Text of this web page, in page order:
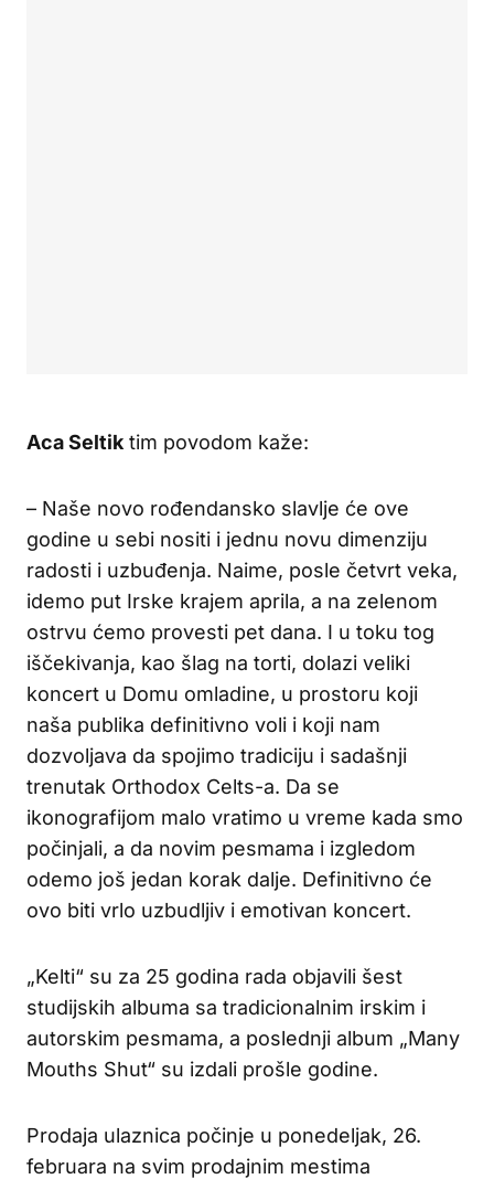
Aca Seltik tim povodom kaže:
– Naše novo rođendansko slavlje će ove
godine u sebi nositi i jednu novu dimenziju
radosti i uzbuđenja. Naime, posle četvrt veka,
idemo put Irske krajem aprila, a na zelenom
ostrvu ćemo provesti pet dana. I u toku tog
iščekivanja, kao šlag na torti, dolazi veliki
koncert u Domu omladine, u prostoru koji
naša publika definitivno voli i koji nam
dozvoljava da spojimo tradiciju i sadašnji
trenutak Orthodox Celts-a. Da se
ikonografijom malo vratimo u vreme kada smo
počinjali, a da novim pesmama i izgledom
odemo još jedan korak dalje. Definitivno će
ovo biti vrlo uzbudljiv i emotivan koncert.
„Kelti“ su za 25 godina rada objavili šest
studijskih albuma sa tradicionalnim irskim i
autorskim pesmama, a poslednji album „Many
Mouths Shut“ su izdali prošle godine.
Prodaja ulaznica počinje u ponedeljak, 26.
februara na svim prodajnim mestima